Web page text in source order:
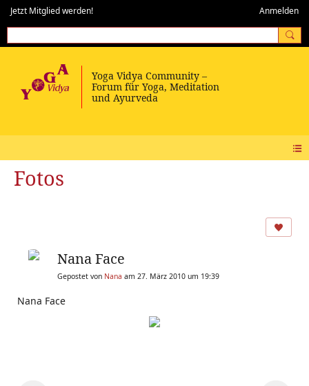
Jetzt Mitglied werden! Anmelden
Fotos
Nana Face
Gepostet von Nana am 27. März 2010 um 19:39
Nana Face